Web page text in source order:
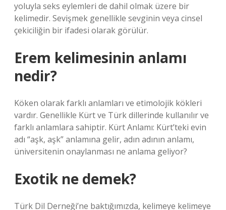
yoluyla seks eylemleri de dahil olmak üzere bir
kelimedir. Sevişmek genellikle sevginin veya cinsel
çekiciliğin bir ifadesi olarak görülür.
Erem kelimesinin anlamı
nedir?
Köken olarak farklı anlamları ve etimolojik kökleri
vardır. Genellikle Kürt ve Türk dillerinde kullanılır ve
farklı anlamlara sahiptir. Kürt Anlamı: Kürt’teki evin
adı “aşk, aşk” anlamına gelir, adın adının anlamı,
üniversitenin onaylanması ne anlama geliyor?
Exotik ne demek?
Türk Dil Derneği’ne baktığımızda, kelimeye kelimeye